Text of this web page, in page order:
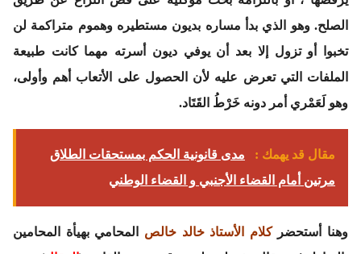
الصلح. وهو الذي بدأ مساره بديون مستطيره وهموم متراكمة لن
تخبوا أو تزول إلا بعد أن يوفي ديون أسرته مهما كانت طبيعة
الملفات التي تعرض عليه لأن الحصول على الأتعاب أهم وأولى،
وهو لَعَمْري أمر دونه خَرْطُ القَتَاد.
مقال قد يهمك :
مدى قانونية الحكم بمستحقات الطلاق
مرتين أمام القضاء الأجنبي و القضاء الوطني
وهنا أستحضركلام الأستاذ خالد خالص المحامي بهيأة المحامين